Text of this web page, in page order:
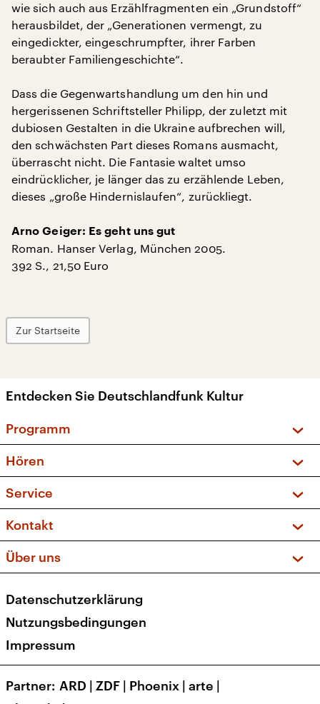
wie sich auch aus Erzählfragmenten ein „Grundstoff“
herausbildet, der „Generationen vermengt, zu
eingedickter, eingeschrumpfter, ihrer Farben
beraubter Familiengeschichte“.
Dass die Gegenwartshandlung um den hin und
hergerissenen Schriftsteller Philipp, der zuletzt mit
dubiosen Gestalten in die Ukraine aufbrechen will,
den schwächsten Part dieses Romans ausmacht,
überrascht nicht. Die Fantasie waltet umso
eindrücklicher, je länger das zu erzählende Leben,
dieses „große Hindernislaufen“, zurückliegt.
Arno Geiger: Es geht uns gut
Roman. Hanser Verlag, München 2005.
392 S., 21,50 Euro
Zur Startseite
Entdecken Sie Deutschlandfunk Kultur
Programm
Sendungen und Podcasts
Musikliste
Kakadu – Das Kinderprogramm
Hören
Frequenzen (UKW + DAB+)
Service
FAQ
Apps
Newsletter
Veranstaltungen
Kontakt
Social Media
Über uns
Presse
Karriere
Transparenz
Datenschutzerklärung
Nutzungsbedingungen
Impressum
Partner ARD | ZDF | Phoenix | arte |